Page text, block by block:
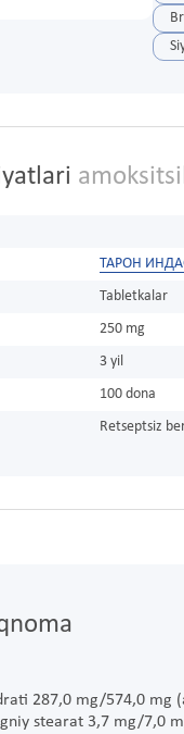
ТАРОН
Tabletkalar
250 mg
3 yil
100 dona
Retseptsiz
287,0 mg/574,0 mg
stearat 3,7 mg/7,0